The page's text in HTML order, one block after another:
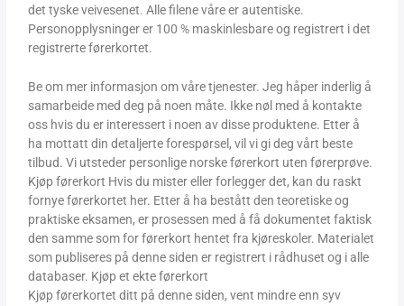
det tyske veivesenet. Alle filene våre er autentiske.
Personopplysninger er 100 % maskinlesbare og registrert i det
registrerte førerkortet.
Be om mer informasjon om våre tjenester. Jeg håper inderlig å
samarbeide med deg på noen måte. Ikke nøl med å kontakte
oss hvis du er interessert i noen av disse produktene. Etter å
ha mottatt din detaljerte forespørsel, vil vi gi deg vårt beste
tilbud. Vi utsteder personlige norske førerkort uten førerprøve.
Kjøp førerkort Hvis du mister eller forlegger det, kan du raskt
fornye førerkortet her. Etter å ha bestått den teoretiske og
praktiske eksamen, er prosessen med å få dokumentet faktisk
den samme som for førerkort hentet fra kjøreskoler. Materialet
som publiseres på denne siden er registrert i rådhuset og i alle
databaser. Kjøp et ekte førerkort
Kjøp førerkortet ditt på denne siden, vent mindre enn syv